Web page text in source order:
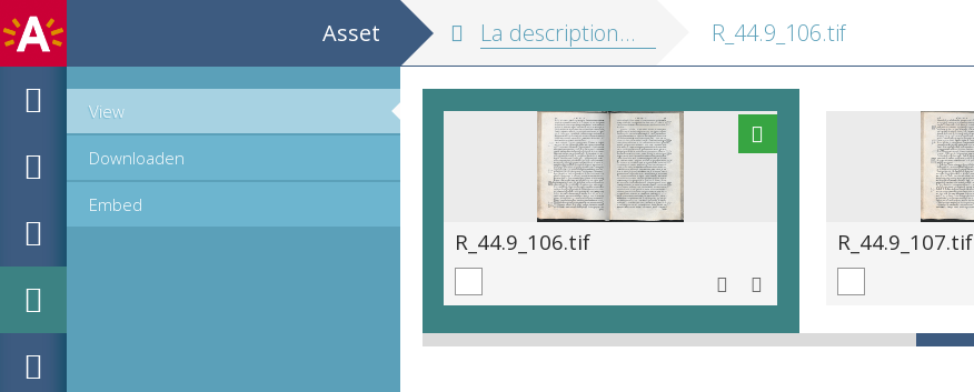
Asset
View
Downloaden
Embed
La description de touts les Pais-Bas, autrement appellés la Germanie inferieure, ou Basse Allemagne R_44.9_106.tif
R_44.9_106.tif R_44.9_107.tif